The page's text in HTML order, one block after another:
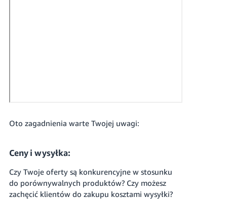
się
Oto zagadnienia warte Twojej uwagi:
Ceny i wysyłka:
Czy Twoje oferty są konkurencyjne w stosunku
do porównywalnych produktów? Czy możesz
zachęcić klientów do zakupu kosztami wysyłki?